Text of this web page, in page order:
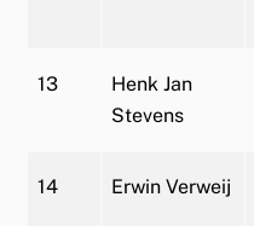
13
Henk Jan
Stevens
14 Erwin Verweij